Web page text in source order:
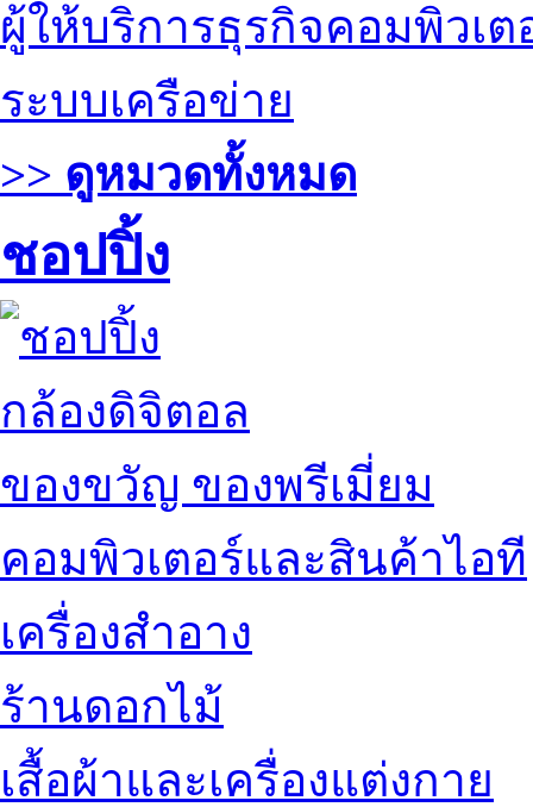
ผู้ให้บริการธุรกิจคอมพิวเต
ระบบเครือข่าย
>> ดูหมวดทั้งหมด
ชอปปิ้ง
กล้องดิจิตอล
ของขวัญ ของพรีเมี่ยม
คอมพิวเตอร์และสินค้าไอที
เครื่องสำอาง
ร้านดอกไม้
เสื้อผ้าและเครื่องแต่งกาย